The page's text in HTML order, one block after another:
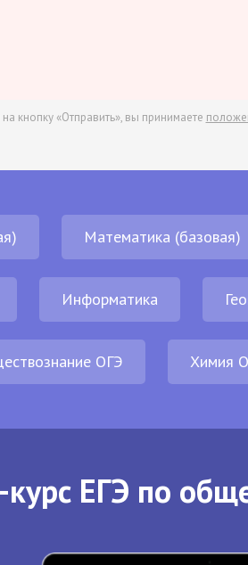
кнопку «Отправить», вы принимаете
Математика (базовая)
Информатика
ОГЭ Химия
ЕГЭ по